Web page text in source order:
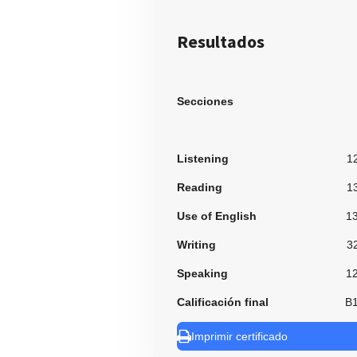
Resultados
Secciones
Listening
Reading
Use of English 13
Writing
Speaking 12
Calificación final
Imprimir certificado